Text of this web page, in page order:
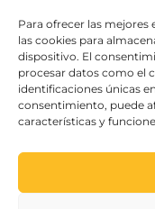
Para ofrecer las
las cookies para
dispositivo. El
procesar datos como el
identificaciones únicas
consentimiento, puede
características y